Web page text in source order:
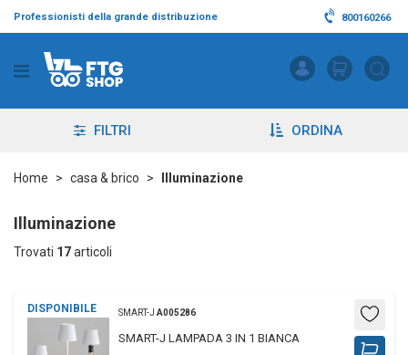
Professionisti della grande distribuzione 800160266
FILTRI ORDINA
Home casa & brico Illuminazione
Illuminazione
Trovati 17articoli
DISPONIBILE SMART-J A005286
SMART-J LAMPADA 3 IN 1 BIANCA